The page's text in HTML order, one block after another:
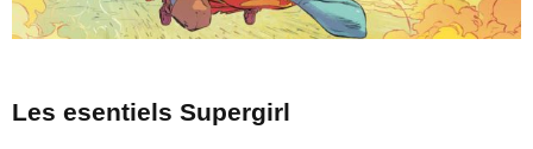
Les esentiels Supergirl